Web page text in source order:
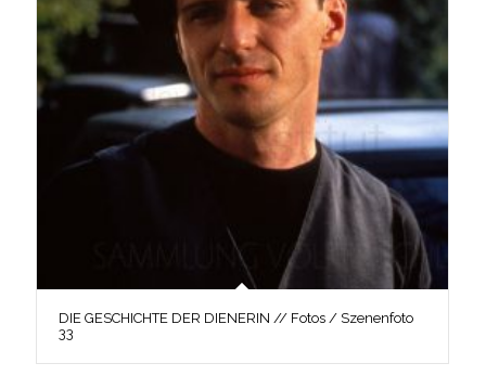
DIE GESCHICHTE DER DIENERIN // Fotos / Szenenfoto
33